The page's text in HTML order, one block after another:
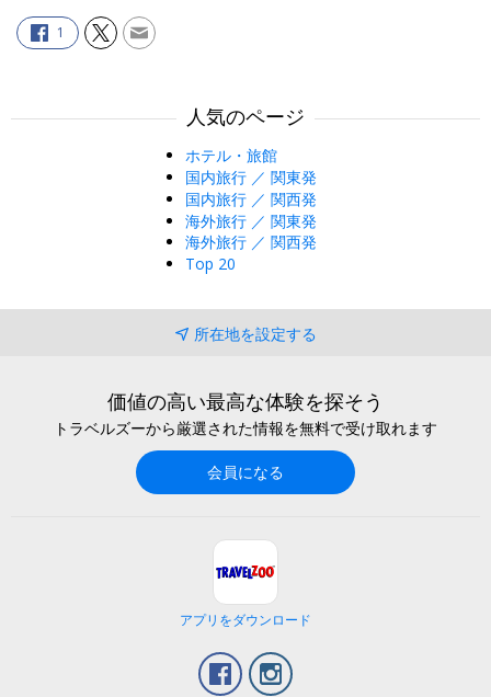
1
人気のページ
ホテル・旅館
国内旅行 ／ 関東発
国内旅行 ／ 関西発
海外旅行 ／ 関東発
海外旅行 ／ 関西発
Top 20
所在地を設定する
価値の高い最高な体験を探そう
トラベルズーから厳選された情報を無料で受け取れます
会員になる
アプリをダウンロード
Facebook